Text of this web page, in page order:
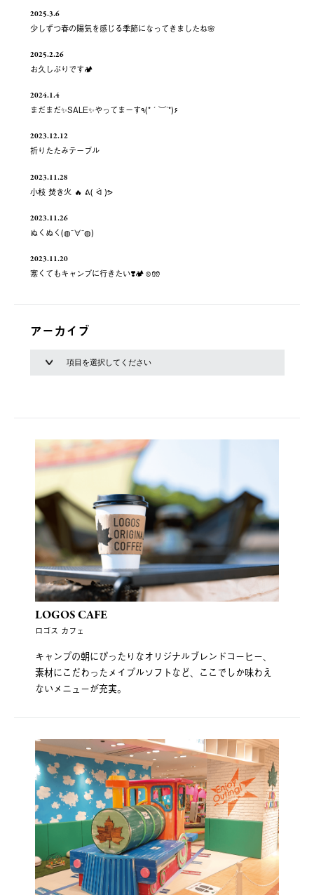
2025.3.6
少しずつ春の陽気を感じる季節になってきましたね🌸
2025.2.26
お久しぶりです🏕️
2024.1.4
まだまだ✨️SALE✨️やってまーす٩(*´︶`*)۶
2023.12.12
折りたたみテーブル
2023.11.28
小枝 焚き火 🔥 ᕕ( ᐛ )ᕗ
2023.11.26
ぬくぬく(◍¯∀¯◍)
2023.11.20
寒くてもキャンプに行きたい❣️🏕☺️🧤
アーカイブ
LOGOS CAFE
ロゴス カフェ
キャンプの朝にぴったりなオリジナルブレンドコーヒー、
素材にこだわったメイプルソフトなど、ここでしか味わえ
ないメニューが充実。